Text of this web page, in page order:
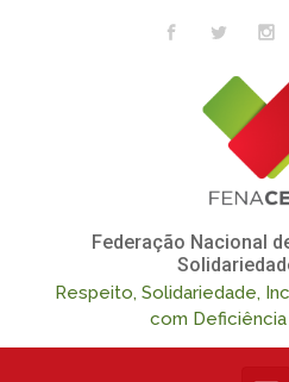
Skip to main content
Federação Nacional
Respeito, Solidariedade,
com